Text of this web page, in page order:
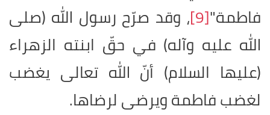
فاطمة"[9]، وقد صرّح رسول الله (صلى
الله عليه وآله) في حقّ ابنته الزهراء
(عليها السلام) أنّ الله تعالى يغضب
لغضب فاطمة ويرضى لرضاها.